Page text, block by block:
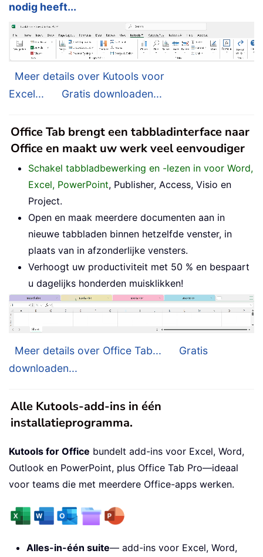
nodig heeft...
Meer details over Kutools voor
Excel...
Gratis downloaden...
Office Tab brengt een tabbladinterface naar
Office en maakt uw werk veel eenvoudiger
Schakel tabbladbewerking en -lezen in voor Word,
Excel, PowerPoint, Publisher, Access, Visio en
Project.
Open en maak meerdere documenten aan in
nieuwe tabbladen binnen hetzelfde venster, in
plaats van in afzonderlijke vensters.
Verhoogt uw productiviteit met 50 % en bespaart
u dagelijks honderden muisklikken!
Meer details over Office Tab...
Gratis
downloaden...
Alle Kutools-add-ins in één
installatieprogramma.
Kutools for Office bundelt add-ins voor Excel, Word,
Outlook en PowerPoint, plus Office Tab Pro—ideaal
voor teams die met meerdere Office-apps werken.
Alles-in-één suite— add-ins voor Excel, Word,